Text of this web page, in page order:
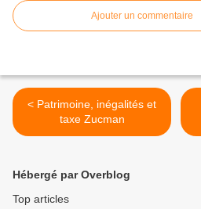
Ajouter un commentaire
< Patrimoine, inégalités et
taxe Zucman
Hébergé par Overblog
Top articles